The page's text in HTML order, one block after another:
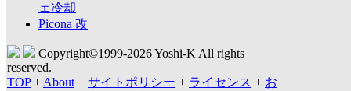
ェ冷却
Picona 改
Copyright©1999-2026 Yoshi-K All rights
reserved.
TOP+ About + サイトポリシー + ライセンス + お